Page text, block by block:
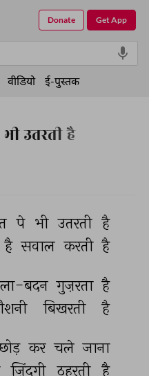
उतरती है
पे भी उतरती है
है सवाल करती है
बदन गुज़रता है
बिखरती है
कर चले जाना
ज़िंदगी ठहरती है
Get App
Donate
वीडियो ई-पुस्तक